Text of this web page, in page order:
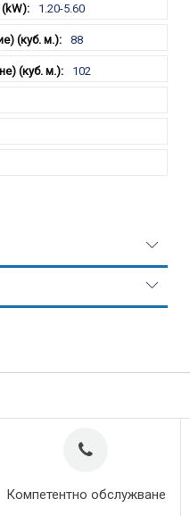
1.20-5.60
88
102
Компетентно обслужване